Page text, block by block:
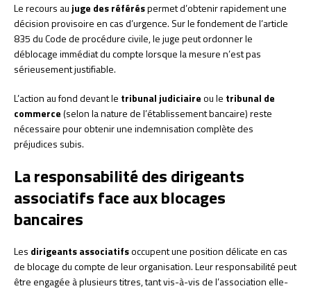
Le recours aujuge des référéspermet d’obtenir rapidement une
décision provisoire en cas d’urgence. Sur le fondement de l’article
835 du Code de procédure civile, le juge peut ordonner le
déblocage immédiat du compte lorsque la mesure n’est pas
sérieusement justifiable.
L’action au fond devant le tribunal judiciaireou le tribunal de
commerce(selon la nature de l’établissement bancaire) reste
nécessaire pour obtenir une indemnisation complète des
préjudices subis.
La responsabilité des dirigeants
associatifs face aux blocages
bancaires
Les dirigeants associatifsoccupent une position délicate en cas
de blocage du compte de leur organisation. Leur responsabilité peut
être engagée à plusieurs titres, tant vis-à-vis de l’association elle-